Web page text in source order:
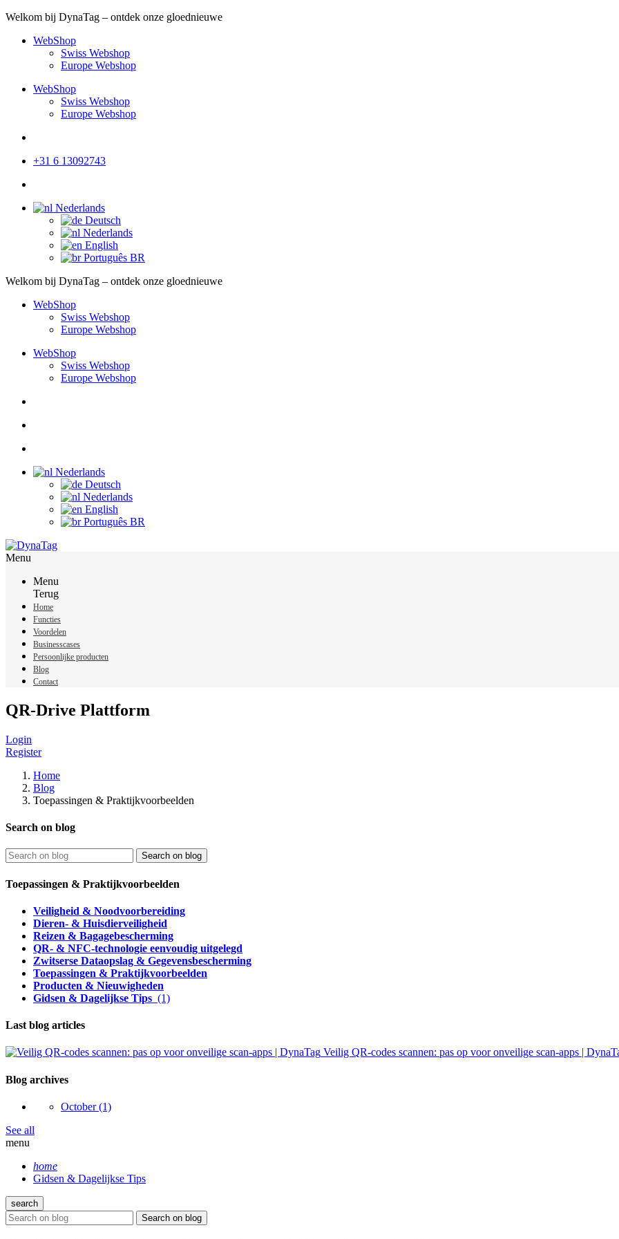
Welkom bij DynaTag – ontdek onze gloednieuwe
WebShop
Swiss Webshop
Europe Webshop
WebShop
Swiss Webshop
Europe Webshop
+31 6 13092743
Nederlands
Deutsch
Nederlands
English
Português BR
Welkom bij DynaTag – ontdek onze gloednieuwe
WebShop
Swiss Webshop
Europe Webshop
WebShop
Swiss Webshop
Europe Webshop
Nederlands
Deutsch
Nederlands
English
Português BR
Menu
Menu
Terug
Home
Functies
Voordelen
Businesscases
Persoonlijke producten
Blog
Contact
QR-Drive Plattform
Login
Register
Home
Blog
Toepassingen & Praktijkvoorbeelden
Search on blog
Search on blog
Toepassingen & Praktijkvoorbeelden
Veiligheid & Noodvoorbereiding
Dieren- & Huisdierveiligheid
Reizen & Bagagebescherming
QR- & NFC-technologie eenvoudig uitgelegd
Zwitserse Dataopslag & Gegevensbescherming
Toepassingen & Praktijkvoorbeelden
Producten & Nieuwigheden
Gidsen & Dagelijkse Tips (1)
Last blog articles
Veilig QR-codes scannen: pas op voor onveilige scan-apps |
Blog archives
October(1)
See all
menu
home
Gidsen & Dagelijkse Tips
search
Search on blog